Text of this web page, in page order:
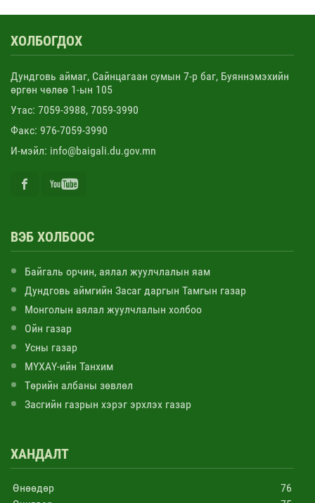
ХОЛБОГДОХ
Дундговь аймаг, Сайнцагаан сумын 7-р баг, Буяннэмэхийн
өргөн чөлөө 1-ын 105
Утас: 7059-3988, 7059-3990
Факс: 976-7059-3990
И-мэйл: info@baigali.du.gov.mn
ВЭБ ХОЛБООС
Байгаль орчин, аялал жуулчлалын яам
Дундговь аймгийн Засаг даргын Тамгын газар
Монголын аялал жуулчлалын холбоо
Ойн газар
Усны газар
МҮХАҮ-ийн Танхим
Төрийн албаны зөвлөл
Засгийн газрын хэрэг эрхлэх газар
ХАНДАЛТ
Өнөөдөр
76